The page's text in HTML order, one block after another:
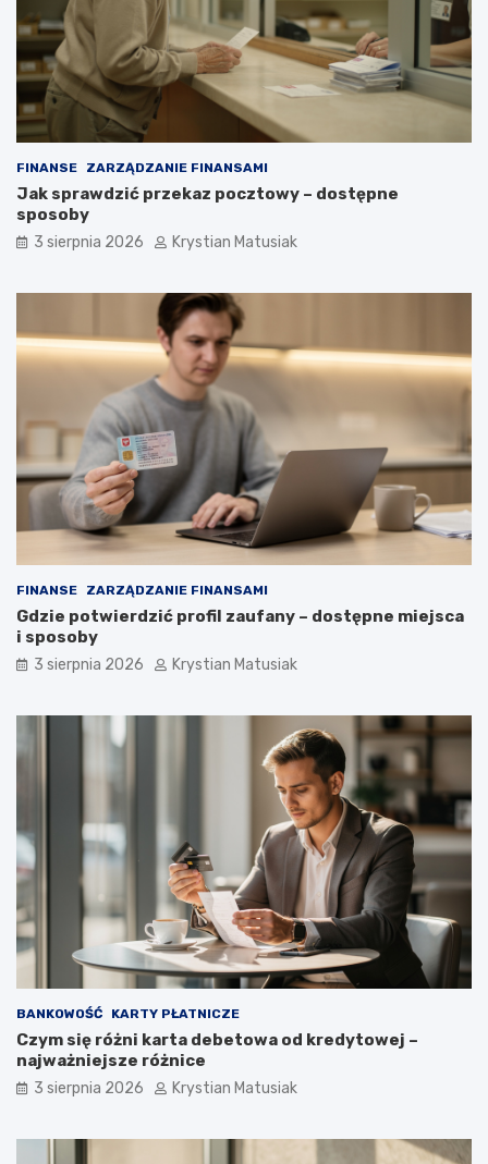
FINANSE ZARZĄDZANIE FINANSAMI
Jak sprawdzić przekaz pocztowy – dostępne
sposoby
3 sierpnia 2026 Krystian Matusiak
FINANSE ZARZĄDZANIE FINANSAMI
Gdzie potwierdzić profil zaufany – dostępne miejsca
i sposoby
3 sierpnia 2026 Krystian Matusiak
BANKOWOŚĆ KARTY PŁATNICZE
Czym się różni karta debetowa od kredytowej –
najważniejsze różnice
3 sierpnia 2026 Krystian Matusiak